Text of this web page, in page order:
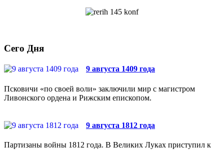
Сего Дня
9 августа 1409 года
Псковичи «по своей воли» заключили мир с магистром
Ливонского ордена и Рижским епископом.
9 августа 1812 года
Партизаны войны 1812 года. В Великих Луках приступил к